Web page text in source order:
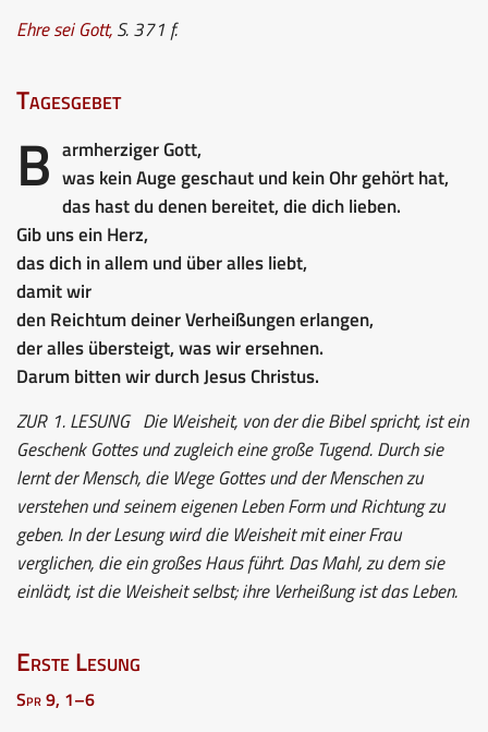
Ehre sei Gott,S. 371 f.
Tagesgebet
B armherziger Gott,
was kein Auge geschaut und kein Ohr gehört hat,
das hast du denen bereitet, die dich lieben.
Gib uns ein Herz,
das dich in allem und über alles liebt,
damit wir
den Reichtum deiner Verheißungen erlangen,
der alles übersteigt, was wir ersehnen.
Darum bitten wir durch Jesus Christus.
ZUR 1. LESUNGDie Weisheit, von der die Bibel spricht, ist ein
Geschenk Gottes und zugleich eine große Tugend. Durch sie
lernt der Mensch, die Wege Gottes und der Menschen zu
verstehen und seinem eigenen Leben Form und Richtung zu
geben. In der Lesung wird die Weisheit mit einer Frau
verglichen, die ein großes Haus führt. Das Mahl, zu dem sie
einlädt, ist die Weisheit selbst; ihre Verheißung ist das Leben.
Erste Lesung
Spr 9, 1–6